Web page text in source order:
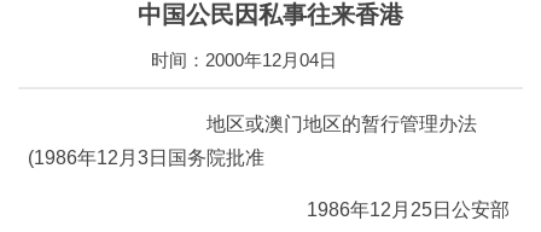
中国公民因私事往来香港
时间：2000年12月04日
地区或澳门地区的暂行管理办法
(1986年12月3日国务院批准
1986年12月25日公安部